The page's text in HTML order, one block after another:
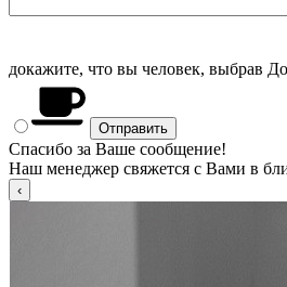
докажите, что вы человек, выбрав
Спасибо за Ваше сообщение!
Наш менеджер свяжется с Вами в